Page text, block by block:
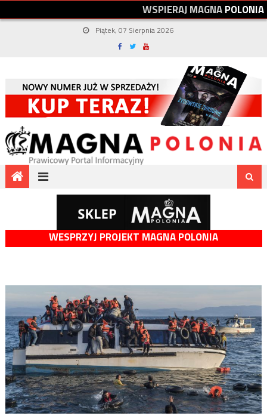
WSPIERAJMAGNAPOLONIA
Piątek, 07 Sierpnia 2026
WESPRZYJ PROJEKT MAGNA POLONIA